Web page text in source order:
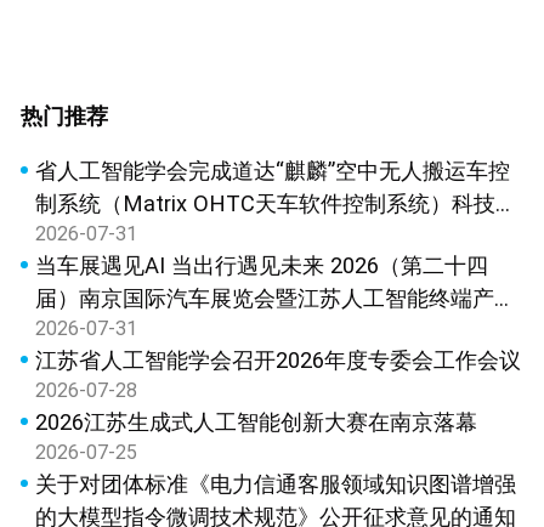
热门推荐
省人工智能学会完成道达“麒麟”空中无人搬运车控
制系统（Matrix OHTC天车软件控制系统）科技成
果鉴定
2026-07-31
当车展遇见AI 当出行遇见未来 2026（第二十四
届）南京国际汽车展览会暨江苏人工智能终端产品
展览会新闻发布会在宁召开
2026-07-31
江苏省人工智能学会召开2026年度专委会工作会议
2026-07-28
2026江苏生成式人工智能创新大赛在南京落幕
2026-07-25
关于对团体标准《电力信通客服领域知识图谱增强
的大模型指令微调技术规范》公开征求意见的通知